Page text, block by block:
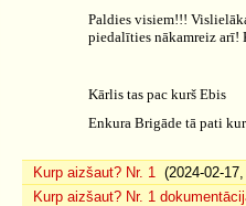
Paldies visiem!!!
piedalīties nākamreiz arī!
Kārlis tas pac kurš Ebis
Enkura Brigāde tā pati
Kurp aizšaut? Nr. 1 (2024-02-
Kurp aizšaut? Nr. 1